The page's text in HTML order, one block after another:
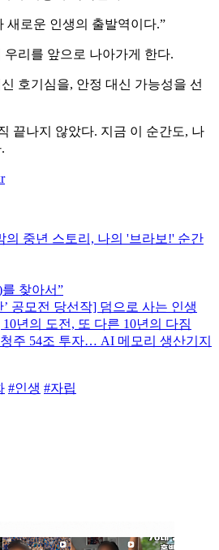
새로운 인생의 출발역이다.”
우리를 앞으로 나아가게 한다.
호기심을, 안정 대신 가능성을 선
끝나지 않았다. 지금 이 순간도, 나
의 중년 스토리, 나의 '브라보!' 순간
찾아서”
공모전 당선작] 덤으로 사는 인생
년의 도전, 또 다른 10년의 다짐
주 54조 투자… AI 메모리 생산기지
#인생 #자립